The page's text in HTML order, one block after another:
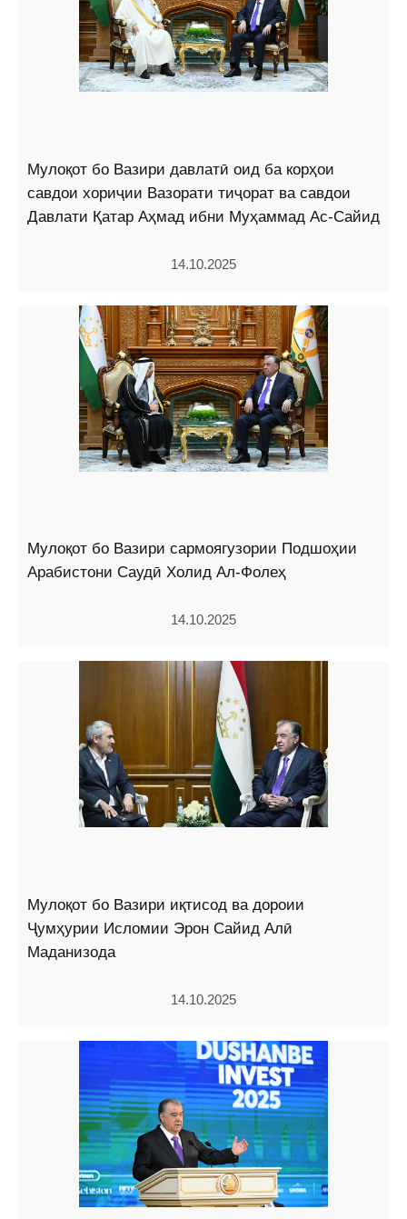
Мулоқот бо Вазири давлатӣ оид ба корҳои
савдои хориҷии Вазорати тиҷорат ва савдои
Давлати Қатар Аҳмад ибни Муҳаммад Ас-Сайид
14.10.2025
Мулоқот бо Вазири сармоягузории Подшоҳии
Арабистони Саудӣ Холид Ал-Фолеҳ
14.10.2025
Мулоқот бо Вазири иқтисод ва дороии
Ҷумҳурии Исломии Эрон Сайид Алӣ
Маданизода
14.10.2025